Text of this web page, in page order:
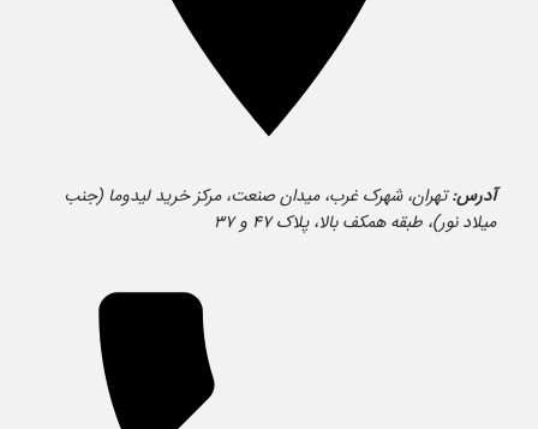
آدرس:تهران، شهرک غرب، میدان صنعت، مرکز خرید لیدوما (جنب
میلاد نور)، طبقه همکف بالا، پلاک ۴۷ و ۳۷